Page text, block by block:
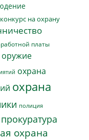
конкурс на охрану
платы
оружие
охрана
охрана
полиция
прокуратура
охрана